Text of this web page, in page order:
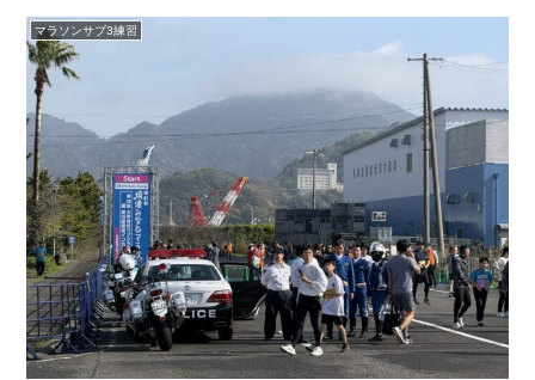
マラソンサブ3練習